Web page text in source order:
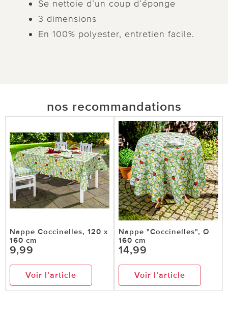
Se nettoie d’un coup d’éponge
3 dimensions
En 100% polyester, entretien facile.
nos recommandations
Nappe Coccinelles, 120 x
160 cm
9,99
Voir l’article
Nappe "Coccinelles", Ø
160 cm
14,99
Voir l’article